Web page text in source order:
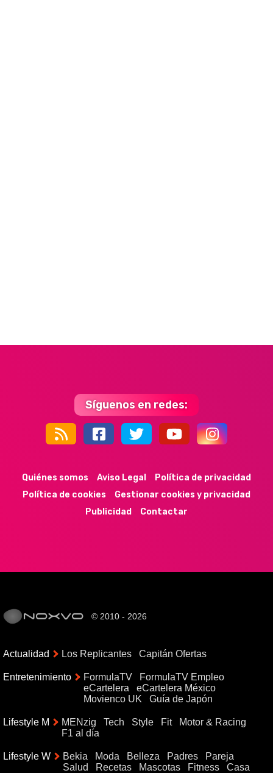
Síguenos en redes:
44k 9k 35k 352
Quiénes somos Aviso Legal
Política de privacidad
Política de cookies
Gestionar cookies y privacidad
Publicidad
Contactar
© 2010 - 2026
Actualidad Los Replicantes Capitán Ofertas
Entretenimiento FormulaTV
FormulaTV Empleo
eCartelera
eCartelera México
Movienco UK
Guía de Japón
Lifestyle M MENzig Tech Style Fit
Motor & Racing
F1 al día
Lifestyle W Bekia Moda Belleza Padres
Pareja
Salud
Recetas Mascotas Fitness
Casa